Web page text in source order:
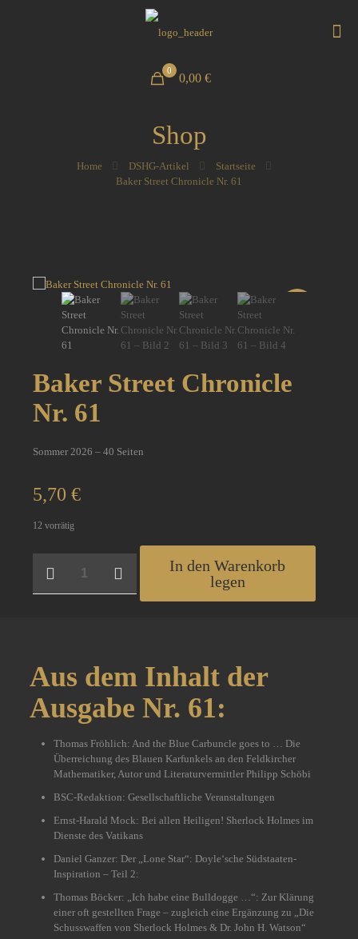
0
0,00 €
Shop
Home DSHG-Artikel
Startseite
Baker Street Chronicle Nr. 61
Baker Street Chronicle
Nr. 61
Sommer 2026 – 40 Seiten
5,70 €
12 vorrätig
In den Warenkorb
legen
Aus dem Inhalt der
Ausgabe Nr. 61:
Thomas Fröhlich: And the Blue Carbuncle goes to … Die
Überreichung des Blauen Karfunkels an den Feldkircher
Mathematiker, Autor und Literaturvermittler Philipp Schöbi
BSC-Redaktion: Gesellschaftliche Veranstaltungen
Ernst-Harald Mock: Bei allen Heiligen! Sherlock Holmes im
Dienste des Vatikans
Daniel Ganzer: Der „Lone Star“: Doyle‘sche Südstaaten-
Inspiration – Teil 2:
Thomas Böcker: „Ich habe eine Bulldogge …“: Zur Klärung
einer oft gestellten Frage – zugleich eine Ergänzung zu „Die
Schusswaffen von Sherlock Holmes & Dr. John H. Watson“